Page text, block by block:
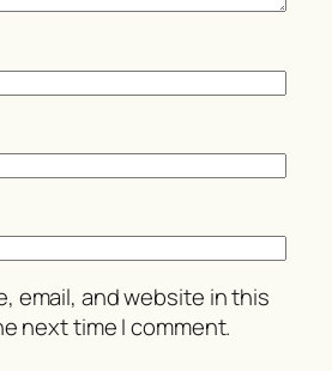
email, and website in this
next time I comment.